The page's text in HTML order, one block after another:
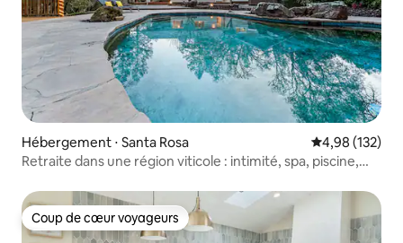
Hébergement ⋅ Santa Rosa Évaluation
4,98 (132)
Retraite dans une région viticole : intimité, spa, piscine,
Coup de cœur voyageurs
Coup de cœur voyageurs